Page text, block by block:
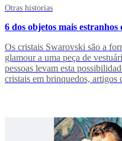
Otras historias
6 dos objetos mais
Os cristais Swarovski são a
glamour a uma peça de
pessoas levam esta
cristais em brinquedos, artigos